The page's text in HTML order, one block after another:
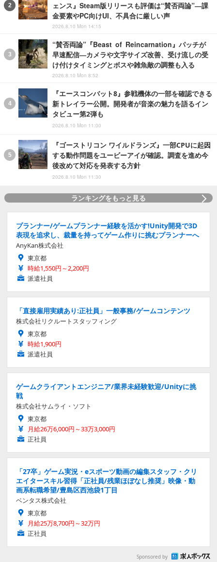
ェンス』Steam版リリースも評価は“賛否両論”―課
金要素やPC向けUI、不具合に厳しい声
2026.8.10 Mon 14:15
“賛否両論”『Beast of Reincarnation』パッチが
早速配信―カメラや文字サイズ改善、受け流しの受
け付けタイミングとボスや雑魚敵の調整も入る
2026.8.10 Mon 8:52
『エースコンバット8』参戦機体の一部を確認できる
新トレイラー公開。開発者が音楽の魅力を語るイン
タビュー第2弾も
2026.8.10 Mon 11:00
『ゴーストリコン ワイルドランズ』一部CPUに起因
する動作問題をユービーアイが確認。調査を進め今
後改めて対応を発表する方針
2026.8.10 Mon 11:30
ランキングをもっと見る
プランナー/ゲームプランナー経験を活かす!Unity開発で3D
表現を追求し、裁量を持ってゲーム作りに挑むプランナーへ
AnyKan株式会社
東京都
時給1,550円～2,200円
派遣社員
「直接雇用実績あり:正社員」一般事務/ゲームコンテンツ
株式会社リクルートスタッフィング
東京都
時給1,900円
派遣社員
ゲームクライアントエンジニア/業界未経験歓迎/Unityに挑
戦
株式会社サムライ・ソフト
東京都
月給26万6,000円～33万3,000円
正社員
「27卒」ゲーム実況・eスポーツ動画の編集スタッフ・クリ
エイタースキル習得「正社員/残業ほぼなし推奨」映像・動
画系転職希望/豊島区西池袋1丁目
ベンタス株式会社
東京都
月給25万8,700円～32万円
正社員
Sponsored by